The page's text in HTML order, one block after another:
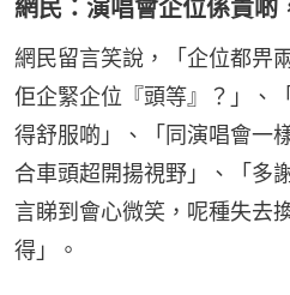
網民：演唱會企位係貴啲
網民留言笑說，「企位都畀
佢企緊企位『頭等』？」、
得舒服啲」、「同演唱會一
合車頭超開揚視野」、「多
言睇到會心微笑，呢種失去
得」。